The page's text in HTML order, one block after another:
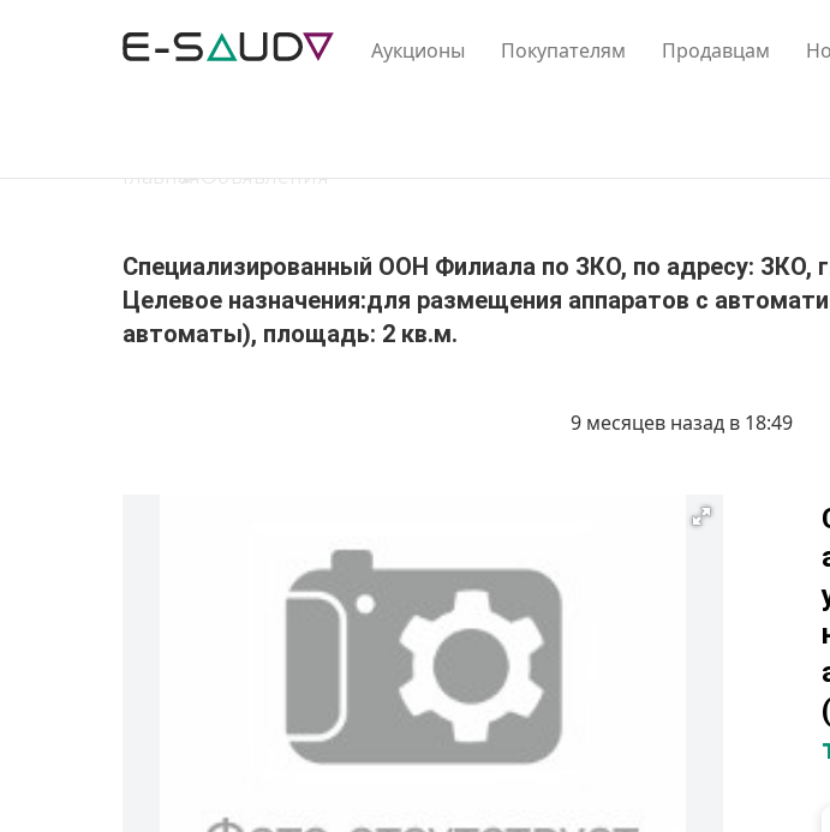
Аукционы Покупателям Продавцам
ГлавнаяОбъявления
Специализированный ООН Филиала по ЗКО, по адресу: ЗКО,
Целевое назначения:для размещения аппаратов с
автоматы), площадь: 2 кв.м.
9 месяцев назад в 18:49